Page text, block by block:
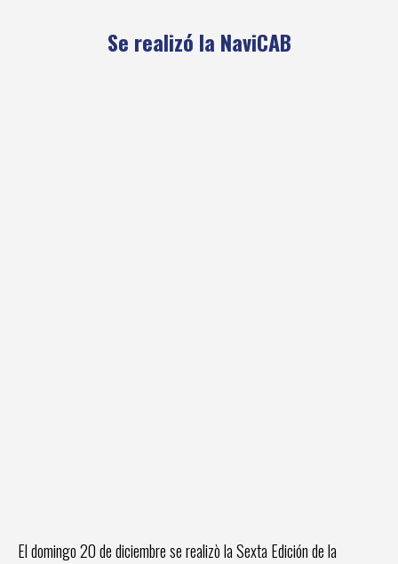
Se realizó la NaviCAB
El domingo 20 de diciembre se realizò la Sexta Edición de la